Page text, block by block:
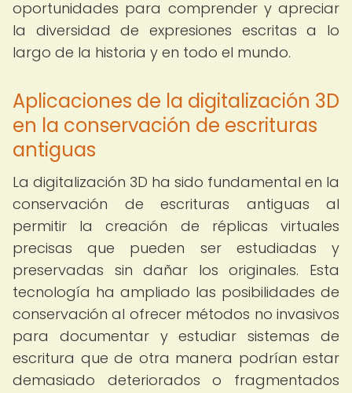
oportunidades para comprender y apreciar
la diversidad de expresiones escritas a lo
largo de la historia y en todo el mundo.
Aplicaciones de la digitalización 3D
en la conservación de escrituras
antiguas
La digitalización 3D ha sido fundamental en la
conservación de escrituras antiguas al
permitir la creación de réplicas virtuales
precisas que pueden ser estudiadas y
preservadas sin dañar los originales. Esta
tecnología ha ampliado las posibilidades de
conservación al ofrecer métodos no invasivos
para documentar y estudiar sistemas de
escritura que de otra manera podrían estar
demasiado deteriorados o fragmentados